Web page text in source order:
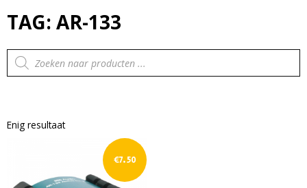
TAG: AR-133
Producten
zoeken
Enig resultaat
€7.50